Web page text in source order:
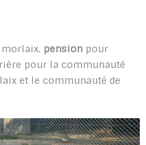
pensionpour
pour la communauté
et le communauté de